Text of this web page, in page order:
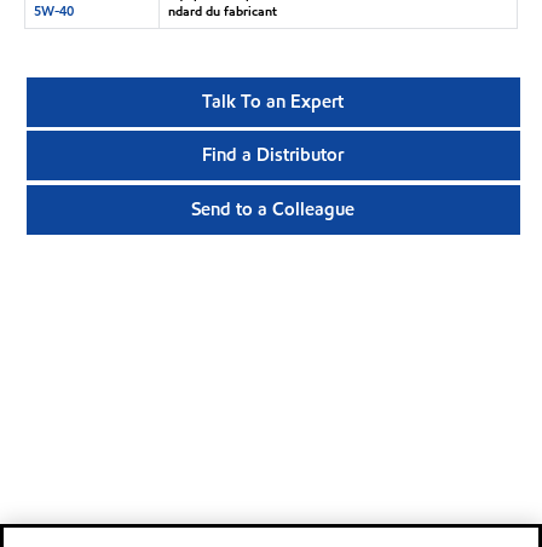
5W-40
ndard du fabricant
Talk To an Expert
Find a Distributor
Send to a Colleague